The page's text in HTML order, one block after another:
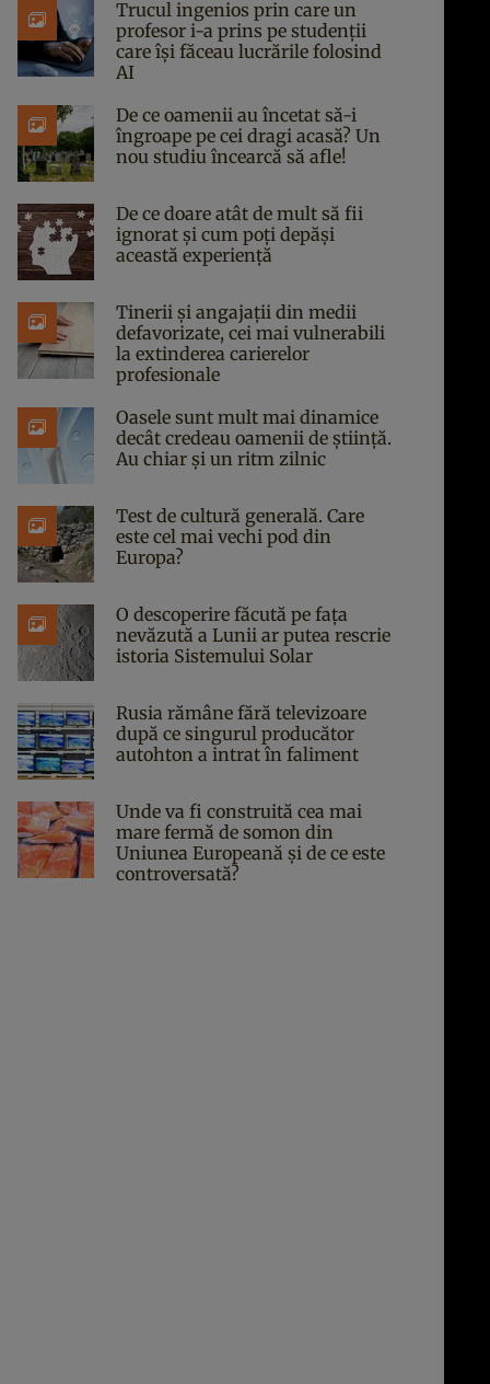
Trucul ingenios prin care un
profesor i-a prins pe studenții
care își făceau lucrările folosind
AI
De ce oamenii au încetat să-i
îngroape pe cei dragi acasă? Un
nou studiu încearcă să afle!
De ce doare atât de mult să fii
ignorat și cum poți depăși
această experiență
Tinerii și angajații din medii
defavorizate, cei mai vulnerabili
la extinderea carierelor
profesionale
Oasele sunt mult mai dinamice
decât credeau oamenii de știință.
Au chiar și un ritm zilnic
Test de cultură generală. Care
este cel mai vechi pod din
Europa?
O descoperire făcută pe fața
nevăzută a Lunii ar putea rescrie
istoria Sistemului Solar
Rusia rămâne fără televizoare
după ce singurul producător
autohton a intrat în faliment
Unde va fi construită cea mai
mare fermă de somon din
Uniunea Europeană și de ce este
controversată?